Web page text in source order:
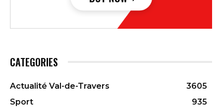
CATEGORIES
Actualité Val-de-Travers
3605
Sport
935